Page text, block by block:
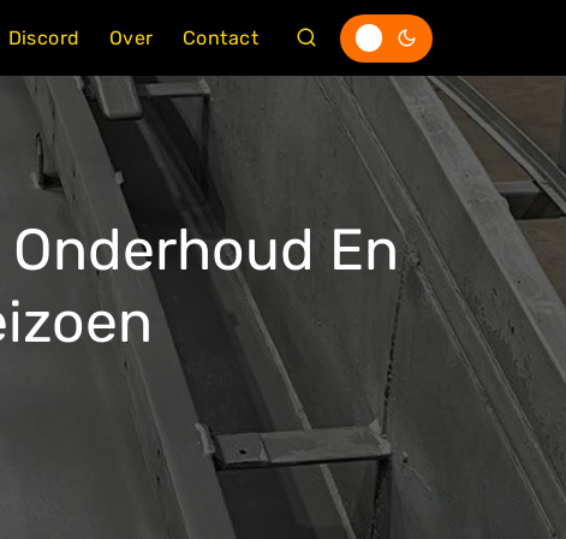
Discord Over Contact
En